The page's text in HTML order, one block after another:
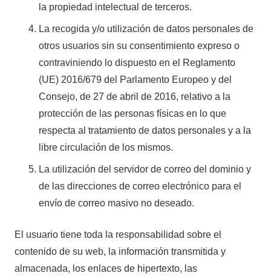
la propiedad intelectual de terceros.
La recogida y/o utilización de datos personales de
otros usuarios sin su consentimiento expreso o
contraviniendo lo dispuesto en el Reglamento
(UE) 2016/679 del Parlamento Europeo y del
Consejo, de 27 de abril de 2016, relativo a la
protección de las personas físicas en lo que
respecta al tratamiento de datos personales y a la
libre circulación de los mismos.
La utilización del servidor de correo del dominio y
de las direcciones de correo electrónico para el
envío de correo masivo no deseado.
El usuario tiene toda la responsabilidad sobre el
contenido de su web, la información transmitida y
almacenada, los enlaces de hipertexto, las